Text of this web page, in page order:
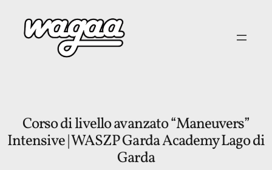
contenuto
Corso di livello avanzato “Maneuvers”
Intensive | WASZP Garda Academy Lago di
Garda